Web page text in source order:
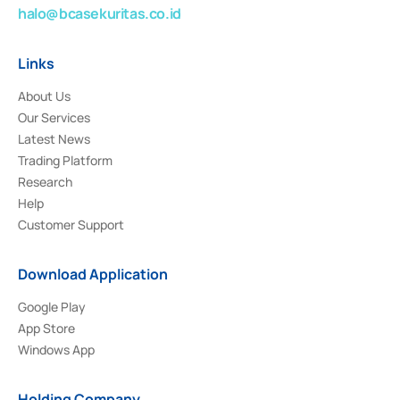
halo@bcasekuritas.co.id
Links
About Us
Our Services
Latest News
Trading Platform
Research
Help
Customer Support
Download Application
Google Play
App Store
Windows App